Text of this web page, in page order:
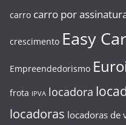
carro carro por
crescimento Easy
Empreendedorismo
frota IPVA locadora
locadoras locadoras de